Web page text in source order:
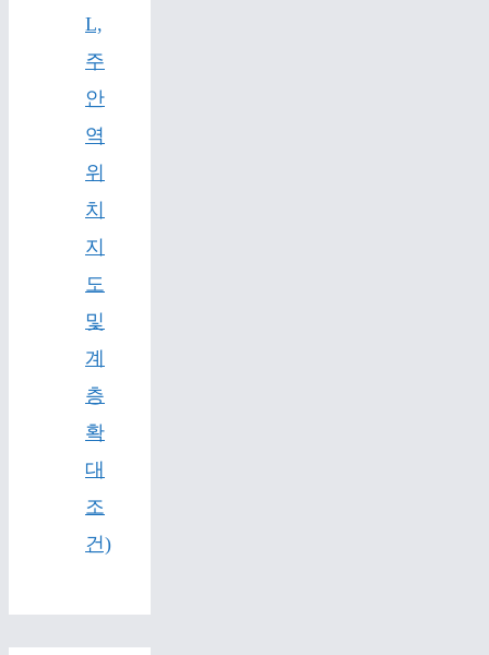
L,
주
안
역
위
치
지
도
및
계
층
확
대
조
건)